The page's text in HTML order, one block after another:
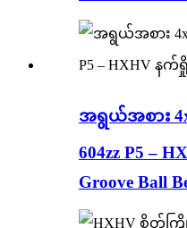
အရွယ်အစား
604zz P5 –
Groove Ball